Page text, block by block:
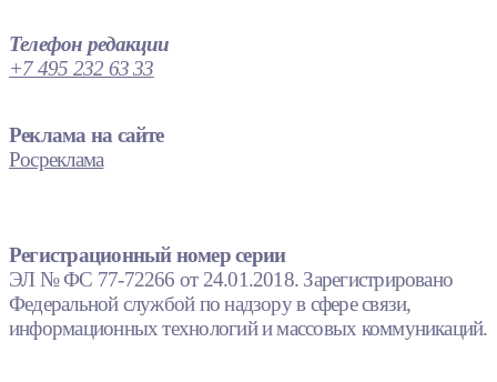
Телефон редакции
+7 495 232 63 33
Реклама на сайте
Росреклама
Регистрационный номер серии
ЭЛ № ФС 77-72266 от 24.01.2018. Зарегистрировано
Федеральной службой по надзору в сфере связи,
информационных технологий и массовых коммуникаций.